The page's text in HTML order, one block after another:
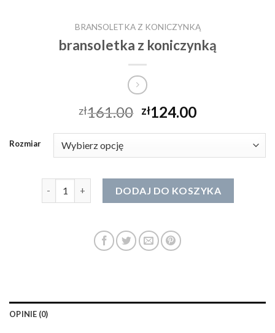
BRANSOLETKA Z KONICZYNKĄ
bransoletka z koniczynką
zł161.00 zł124.00
Rozmiar
DODAJ DO KOSZYKA
OPINIE (0)